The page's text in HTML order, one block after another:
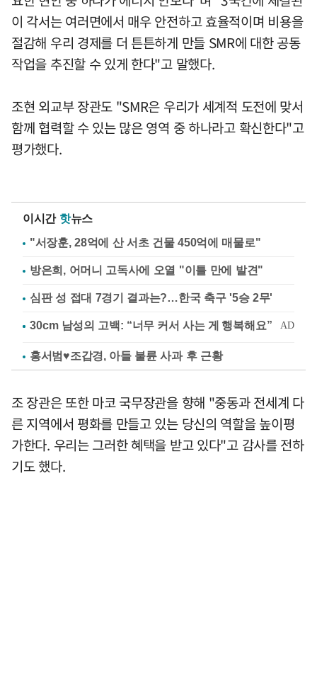
이 각서는 여러면에서 매우 안전하고 효율적이며 비용을
절감해 우리 경제를 더 튼튼하게 만들 SMR에 대한 공동
작업을 추진할 수 있게 한다"고 말했다.
조현 외교부 장관도 "SMR은 우리가 세계적 도전에 맞서
함께 협력할 수 있는 많은 영역 중 하나라고 확신한다"고
평가했다.
이시간 핫뉴스
"서장훈, 28억에 산 서초 건물 450억에 매물로"
방은희, 어머니 고독사에 오열 "이틀 만에 발견"
심판 성 접대 7경기 결과는?…한국 축구 '5승 2무'
홍서범♥조갑경, 아들 불륜 사과 후 근황
조 장관은 또한 마코 국무장관을 향해 "중동과 전세계 다
른 지역에서 평화를 만들고 있는 당신의 역할을 높이평
가한다. 우리는 그러한 혜택을 받고 있다"고 감사를 전하
기도 했다.